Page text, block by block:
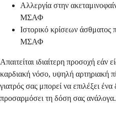
Αλλεργία στην
ΜΣΑΦ
Ιστορικό κρίσεων άσθματος
ΜΣΑΦ
Απαιτείται ιδιαίτερη προσοχή εάν
καρδιακή νόσο, υψηλή αρτηριακή
γιατρός σας μπορεί να επιλέξει
προσαρμόσει τη δόση σας ανάλογα.